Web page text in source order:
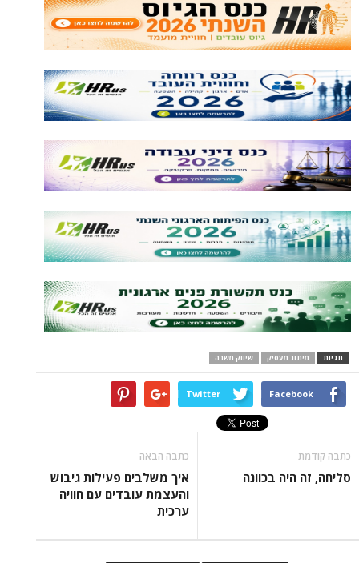
מעסיק שיווק משרה
Twitter
בכוונה
איך משלבים פעילות גיבוש
והעצמת עובדים עם חוויה